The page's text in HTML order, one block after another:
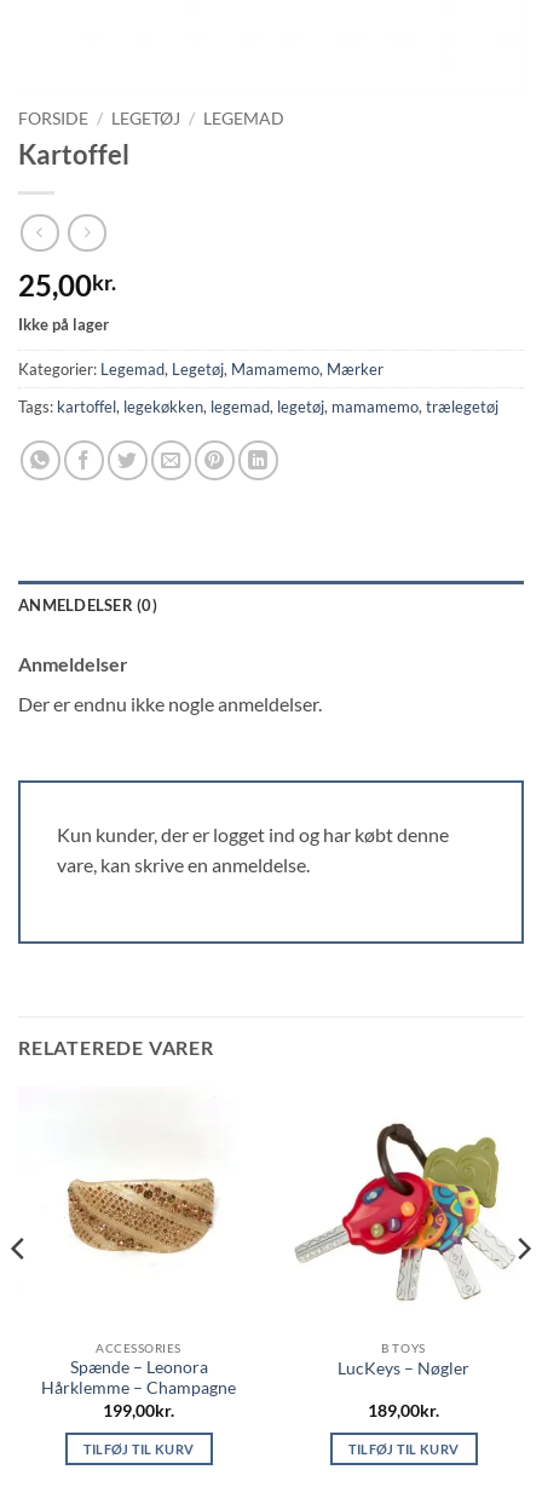
FORSIDE / LEGETØJ / LEGEMAD
Kartoffel
25,00kr.
Ikke på lager
Kategorier: Legemad, Legetøj, Mamamemo, Mærker
Tags: kartoffel, legekøkken, legemad, legetøj, mamamemo,trælegetøj
ANMELDELSER (0)
Anmeldelser
Der er endnu ikke nogle anmeldelser.
Kun kunder, der er logget ind og har købt denne
vare, kan skrive en anmeldelse.
RELATEREDE VARER
ACCESSORIES
Spænde – Leonora
Hårklemme – Champagne
199,00kr.
TILFØJ TIL KURV
B TOYS
LucKeys – Nøgler
189,00kr.
TILFØJ TIL KURV